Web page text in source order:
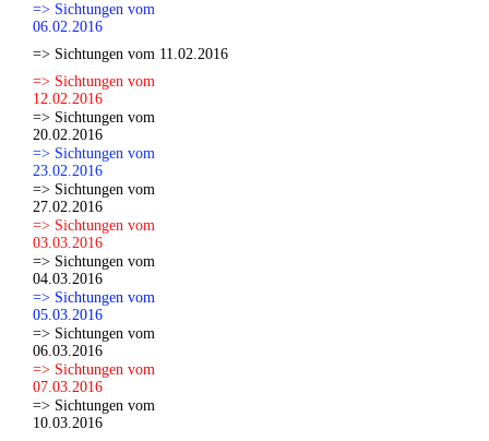
=> Sichtungen vom
06.02.2016
=> Sichtungen vom 11.02.2016
=> Sichtungen vom
12.02.2016
=> Sichtungen vom
20.02.2016
=> Sichtungen vom
23.02.2016
=> Sichtungen vom
27.02.2016
=> Sichtungen vom
03.03.2016
=> Sichtungen vom
04.03.2016
=> Sichtungen vom
05.03.2016
=> Sichtungen vom
06.03.2016
=> Sichtungen vom
07.03.2016
=> Sichtungen vom
10.03.2016